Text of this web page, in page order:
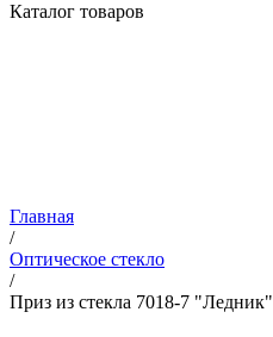
Каталог товаров
Главная
/
Оптическое стекло
/
Приз из стекла 7018-7 "Ледник"